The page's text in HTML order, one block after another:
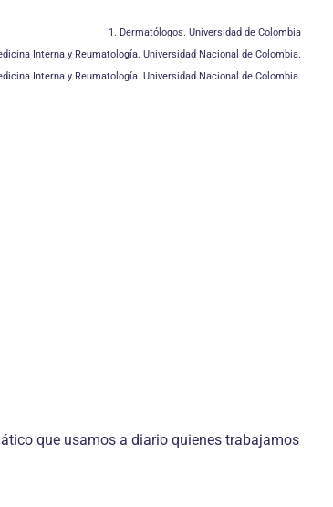
1. Dermatólogos. Universidad de Colombia
Interna y Reumatología. Universidad Nacional de Colombia.
Interna y Reumatología. Universidad Nacional de Colombia.
que usamos a diario quienes trabajamos